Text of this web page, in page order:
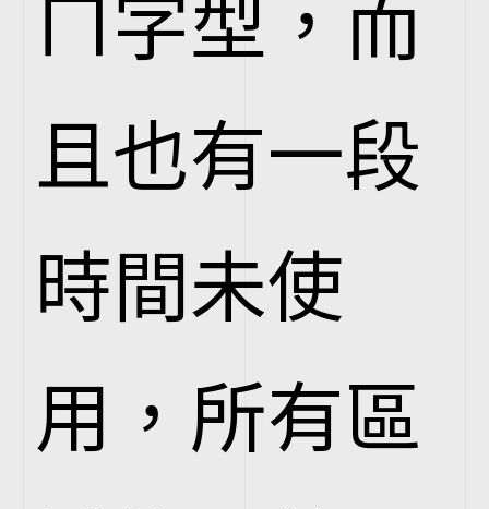
且也有一段
時間未使
用，所有區